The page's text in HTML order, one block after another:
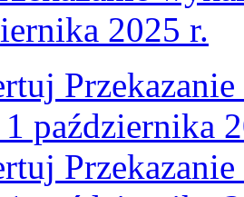
2025 r.
października